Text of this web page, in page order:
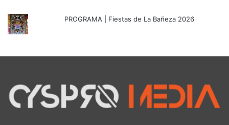
PROGRAMA | Fiestas de La Bañeza 2026